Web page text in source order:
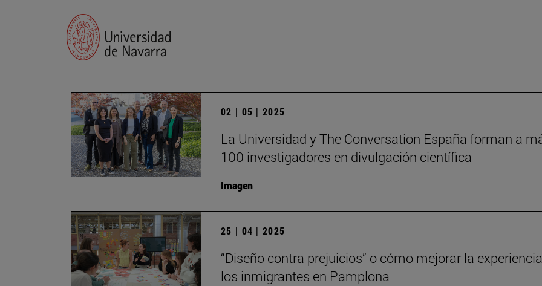
02 | 05 | 2025
La Universidad y The Conversation España forman a
100 investigadores en divulgación científica
Imagen
25 | 04 | 2025
“Diseño contra prejuicios” o cómo mejorar la
los inmigrantes en Pamplona